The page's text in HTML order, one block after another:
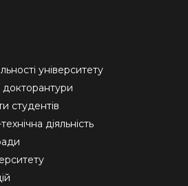
університету
докторантури
студентів
діяльність